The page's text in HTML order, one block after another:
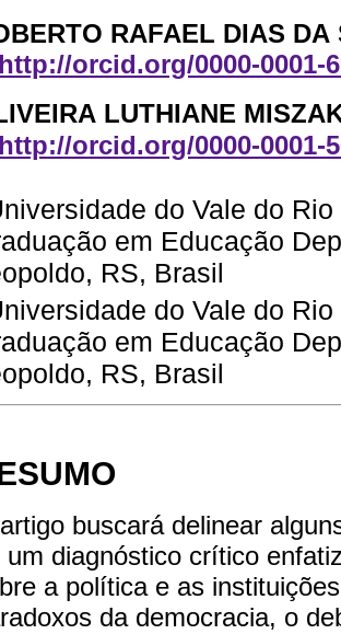
RAFAEL DIAS DA
http://orcid.org/0000-0001-
LUTHIANE
http://orcid.org/0000-0001-
do Vale do
em Educação
RS, Brasil
do Vale do
em Educação
RS, Brasil
buscará delinear
um diagnóstico crítico
a política e as
da democracia, o